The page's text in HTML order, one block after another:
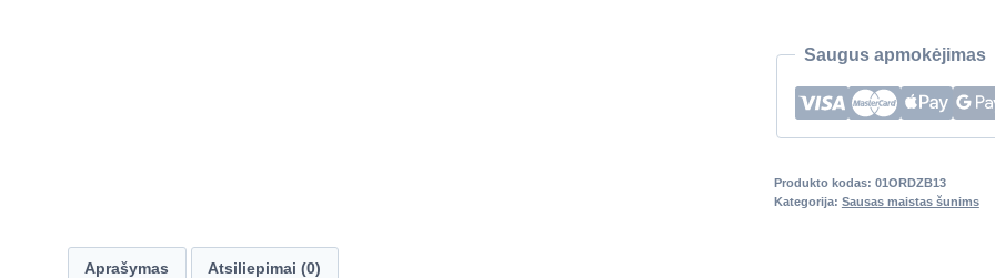
Saugus apmokėjimas
Produkto kodas: 01ORDZB13
Kategorija: Sausas maistas šunims
Aprašymas Atsiliepimai (0)